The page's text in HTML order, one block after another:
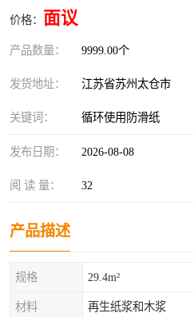
价格： 面议
产品数量： 9999.00个
发货地址： 江苏省苏州太仓市
关键词： 循环使用防滑纸
发布日期： 2026-08-08
阅 读 量： 32
产品描述
规格 29.4m²
材料 再生纸浆和木浆